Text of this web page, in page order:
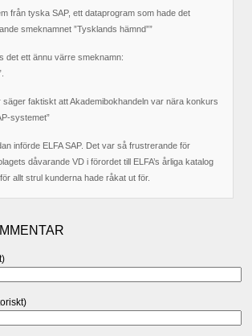
från tyska SAP, ett dataprogram som hade det
smeknamnet ”Tysklands hämnd””
det ett ännu värre smeknamn:
säger faktiskt att Akademibokhandeln var nära konkurs
systemet”
införde ELFA SAP. Det var så frustrerande för
dåvarande VD i förordet till ELFA’s årliga katalog
allt strul kunderna hade råkat ut för.